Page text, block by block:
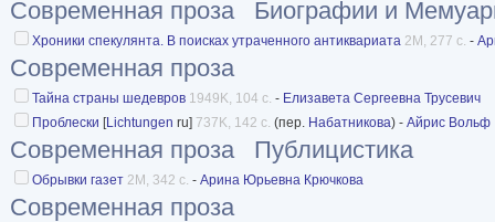
Современная проза Биографии и
Хроники спекулянта. В поисках утраченного антиквариата 2M, 277 с. -
Современная проза
Тайна страны шедевров 1949K, 104 с. - Елизавета Сергеевна Трусевич
Проблески [Lichtungen ru] 737K, 142 с. (пер. Набатникова) - Айрис Вольф
Современная проза Публицистика
Обрывки газет 2M, 342 с. - Арина Юрьевна Крючкова
Современная проза